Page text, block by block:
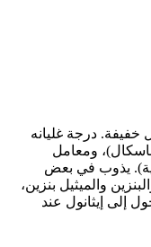
خفيفة. درجة غليانه
درجة مئوية (1.33 كيلو باسكال)، ومعامل
(عند 20 درجة مئوية). يذوب في بعض
والميثيل بنزين،
إلى إيثانول عند